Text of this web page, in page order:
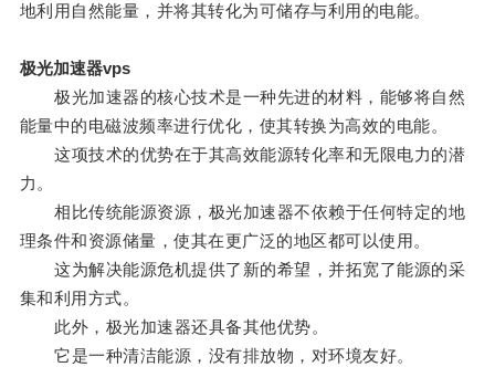
地利用自然能量，并将其转化为可储存与利用的电能。
极光加速器vps
极光加速器的核心技术是一种先进的材料，能够将自然
能量中的电磁波频率进行优化，使其转换为高效的电能。
这项技术的优势在于其高效能源转化率和无限电力的潜
力。
相比传统能源资源，极光加速器不依赖于任何特定的地
理条件和资源储量，使其在更广泛的地区都可以使用。
这为解决能源危机提供了新的希望，并拓宽了能源的采
集和利用方式。
此外，极光加速器还具备其他优势。
它是一种清洁能源，没有排放物，对环境友好。